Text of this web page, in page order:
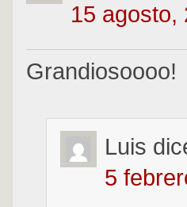
15 agosto,
Grandiosoooo!
Luis
5